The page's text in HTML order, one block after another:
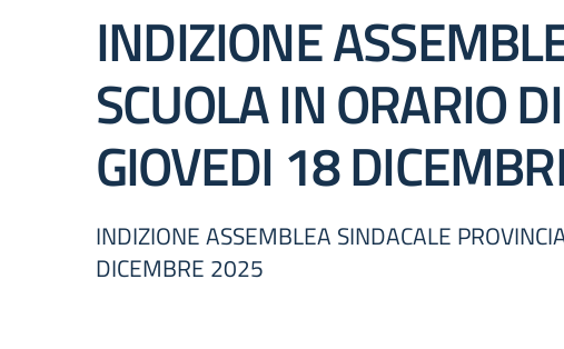
INDIZIONE
SCUOLA IN ORARIO
GIOVEDI 18
INDIZIONE ASSEMBLEA SINDACALE
DICEMBRE 2025